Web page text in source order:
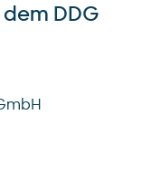
DDG